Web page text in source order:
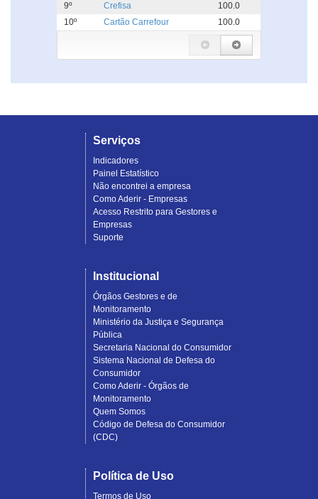
9º
Crefisa
100.0
10º
Cartão Carrefour 100.0
Serviços
Indicadores
Painel Estatístico
Não encontrei a empresa
Como Aderir - Empresas
Acesso Restrito para Gestores e
Empresas
Suporte
Institucional
Órgãos Gestores e de
Monitoramento
Ministério da Justiça e Segurança
Pública
Secretaria Nacional do Consumidor
Sistema Nacional de Defesa do
Consumidor
Como Aderir - Órgãos de
Monitoramento
Quem Somos
Código de Defesa do Consumidor
(CDC)
Política de Uso
Termos de Uso